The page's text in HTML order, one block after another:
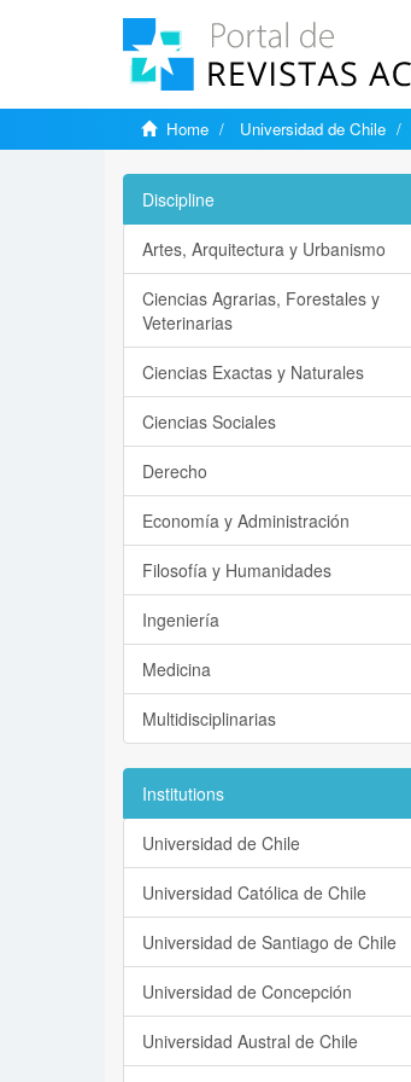
Home Universidad de Chile
Discipline
Artes, Arquitectura y Urbanismo
Ciencias Agrarias, Forestales y
Veterinarias
Ciencias Exactas y Naturales
Ciencias Sociales
Derecho
Economía y Administración
Filosofía y Humanidades
Ingeniería
Medicina
Multidisciplinarias
Institutions
Universidad de Chile
Universidad Católica de Chile
Universidad de Santiago de Chile
Universidad de Concepción
Universidad Austral de Chile